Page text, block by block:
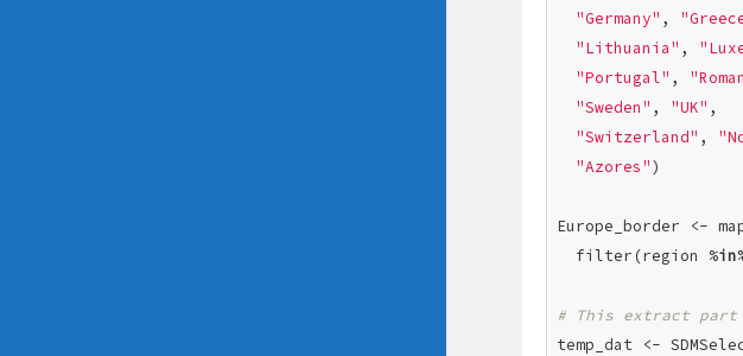
"Germany" ,
"Lithuania" ,
"Portugal" ,
"Sweden" , "UK" ,
"Switzerland" ,
"Azores")
Europe_border <-
  filter(region %
in
# This extract
temp_dat <-